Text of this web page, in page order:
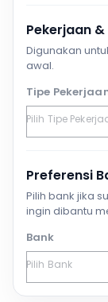
Pekerjaan
Digunakan
awal.
Tipe
Preferensi
Pilih bank jika
ingin dibantu
Bank